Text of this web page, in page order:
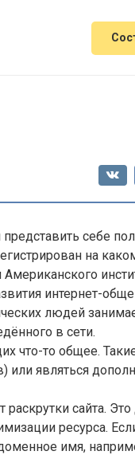
себе
на
интернет-
людей
в сети.
что-то общее.
или являться
сайта. Это
ресурса.
имя,